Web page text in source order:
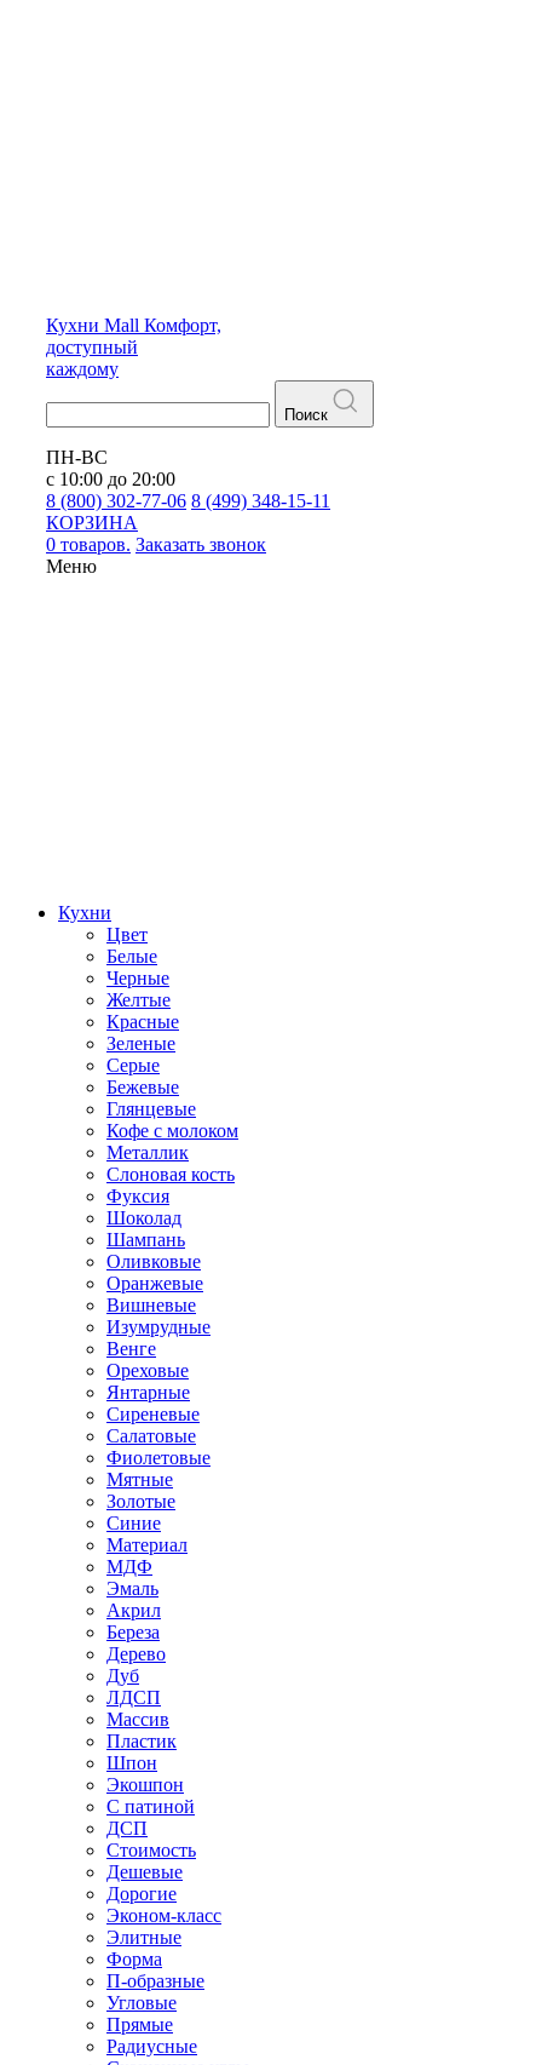
Кухни Mall Комфорт,
доступный
каждому
Поиск
ПН-ВС
с 10:00 до 20:00
8 (800) 302-77-06 8 (499) 348-15-11
КОРЗИНА
0 товаров. Заказать звонок
Меню
Кухни
Цвет
Белые
Черные
Желтые
Красные
Зеленые
Серые
Бежевые
Глянцевые
Кофе с молоком
Металлик
Слоновая кость
Фуксия
Шоколад
Шампань
Оливковые
Оранжевые
Вишневые
Изумрудные
Венге
Ореховые
Янтарные
Сиреневые
Салатовые
Фиолетовые
Мятные
Золотые
Синие
Материал
МДФ
Эмаль
Акрил
Береза
Дерево
Дуб
ЛДСП
Массив
Пластик
Шпон
Экошпон
С патиной
ДСП
Стоимость
Дешевые
Дорогие
Эконом-класс
Элитные
Форма
П-образные
Угловые
Прямые
Радиусные